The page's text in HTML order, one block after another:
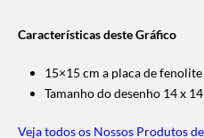
Características deste Gráfico
15×15 cm a placa de
Tamanho do desenho 14 x
Veja todos os Nossos Produtos